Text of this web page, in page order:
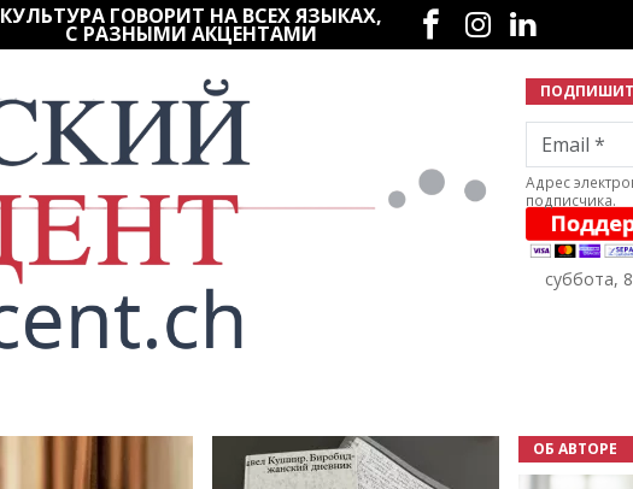
КУЛЬТУРА ГОВОРИТ НА ВСЕХ ЯЗЫКАХ,
С РАЗНЫМИ АКЦЕНТАМИ
Социальные сети
Email
Адрес
подписчика.
суббота,
ОБ АВТОРЕ